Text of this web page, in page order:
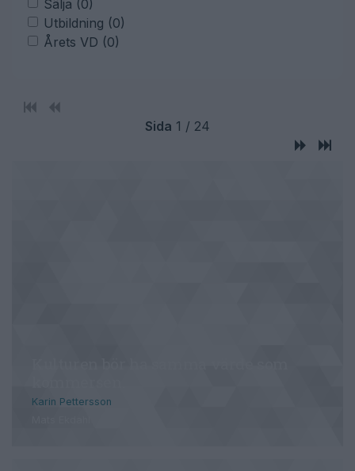
Sida 1 / 24
Karin Pettersson
Sälja (0)
Utbildning (0)
Årets VD (0)